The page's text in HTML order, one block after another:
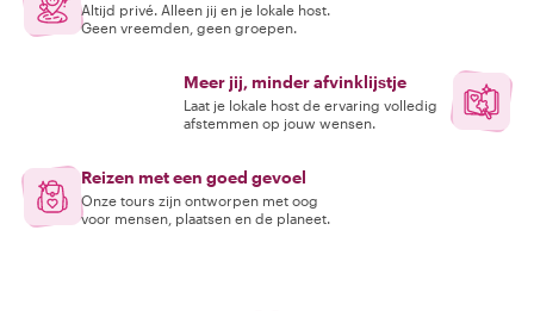
Altijd privé. Alleen jij en je lokale host.
Geen vreemden, geen groepen.
Meer jij, minder afvinklijstje
Laat je lokale host de ervaring volledig
afstemmen op jouw wensen.
Reizen met een goed gevoel
Onze tours zijn ontworpen met oog
voor mensen, plaatsen en de planeet.